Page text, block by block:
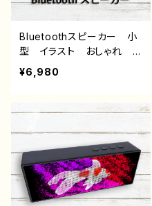
Bluetoothスピーカー 小
型 イラスト おしゃれ
病み メンヘラ ヤンデ
レ ロック クール メン
性的 おすすめ 人気 イ
ー 絵師 オリジナル デ
ザイン グッズ タイトル：
Murder Scene 作：ぐー
ぱんち。 F-5
¥6,980